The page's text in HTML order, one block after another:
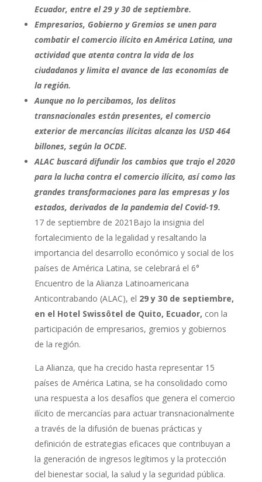
Ecuador, entre el 29 y 30 de septiembre.
Empresarios, Gobierno y Gremios se unen para
combatir el comercio ilícito en América Latina, una
actividad que atenta contra la vida de los
ciudadanos y limita el avance de las economías de
la región.
Aunque no lo percibamos, los delitos
transnacionales están presentes, el comercio
exterior de mercancías ilícitas alcanza los USD 464
billones, según la OCDE.
ALAC buscará difundir los cambios que trajo el 2020
para la lucha contra el comercio ilícito, así como las
grandes transformaciones para las empresas y los
estados, derivados de la pandemia del Covid-19.
17 de septiembre de 2021Bajo la insignia del
fortalecimiento de la legalidad y resaltando la
importancia del desarrollo económico y social de los
países de América Latina, se celebrará el 6°
Encuentro de la Alianza Latinoamericana
Anticontrabando (ALAC), el 29 y 30 de septiembre,
en el Hotel Swissôtel de Quito, Ecuador, con la
participación de empresarios, gremios y gobiernos
de la región.
La Alianza, que ha crecido hasta representar 15
países de América Latina, se ha consolidado como
una respuesta a los desafíos que genera el comercio
ilícito de mercancías para actuar transnacionalmente
a través de la difusión de buenas prácticas y
definición de estrategias eficaces que contribuyan a
la generación de ingresos legítimos y la protección
del bienestar social, la salud y la seguridad pública.